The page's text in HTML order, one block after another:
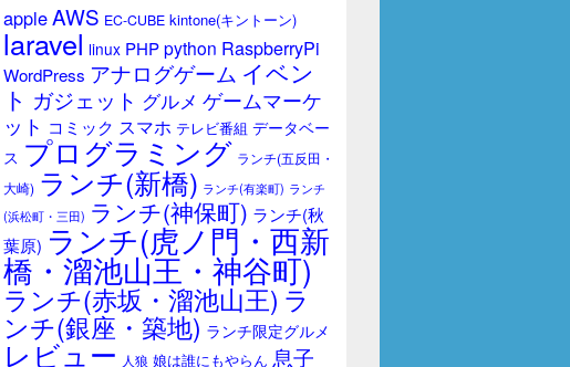
ジ
ッ
ト
appleAWS EC-CUBE kintone(キントーン)
laravel linux PHPpython RaspberryPi
WordPress アナログゲーム イベン
ト ガジェット グルメ ゲームマーケ
ット コミック スマホ テレビ番組 データベー
ス プログラミング ランチ(五反田・
大崎) ランチ(新橋) ランチ(有楽町) ランチ
(浜松町・三田) ランチ(神保町) ランチ(秋
葉原) ランチ(虎ノ門・西新
橋・溜池山王・神谷町)
ランチ(赤坂・溜池山王) ラ
ンチ(銀座・築地) ランチ限定グルメ
レビュー 人狼 娘は誰にもやらん 息子